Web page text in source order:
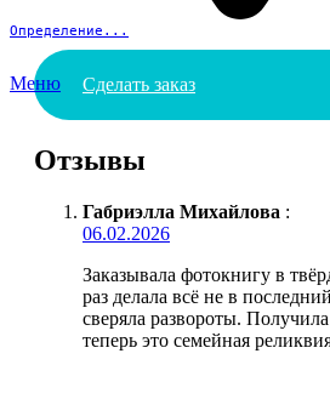
Определение...
Меню Сделать заказ
Отзывы
Габриэлла Михайлова :
06.02.2026
Заказывала фотокнигу в
раз делала всё не в
сверяла развороты.
теперь это семейная